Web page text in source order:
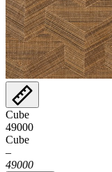
Cube
49000
Cube
–
49000